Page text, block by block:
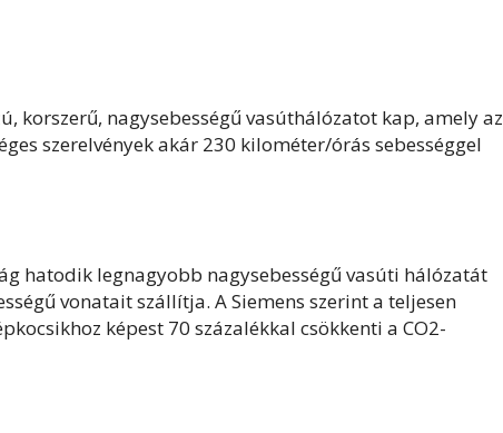
korszerű, nagysebességű vasúthálózatot kap, amely az
szerelvények akár 230 kilométer/órás sebességgel
hatodik legnagyobb nagysebességű vasúti hálózatát
vonatait szállítja. A Siemens szerint a teljesen
képest 70 százalékkal csökkenti a CO2-